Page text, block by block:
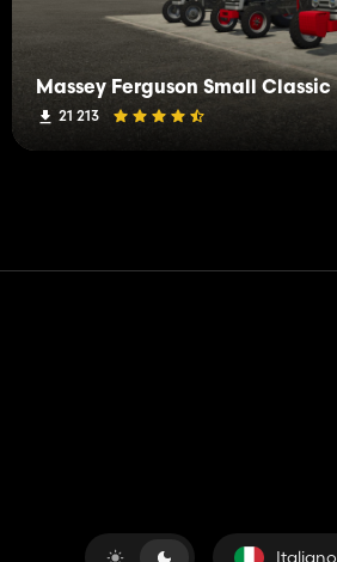
Massey Ferguson Small Classic
21 213
Italiano